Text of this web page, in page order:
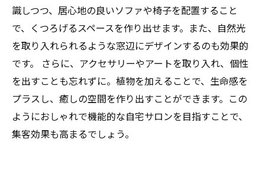
識しつつ、居心地の良いソファや椅子を配置すること
で、くつろげるスペースを作り出せます。また、自然光
を取り入れられるような窓辺にデザインするのも効果的
です。 さらに、アクセサリーやアートを取り入れ、個性
を出すことも忘れずに。植物を加えることで、生命感を
プラスし、癒しの空間を作り出すことができます。この
ようにおしゃれで機能的な自宅サロンを目指すことで、
集客効果も高まるでしょう。